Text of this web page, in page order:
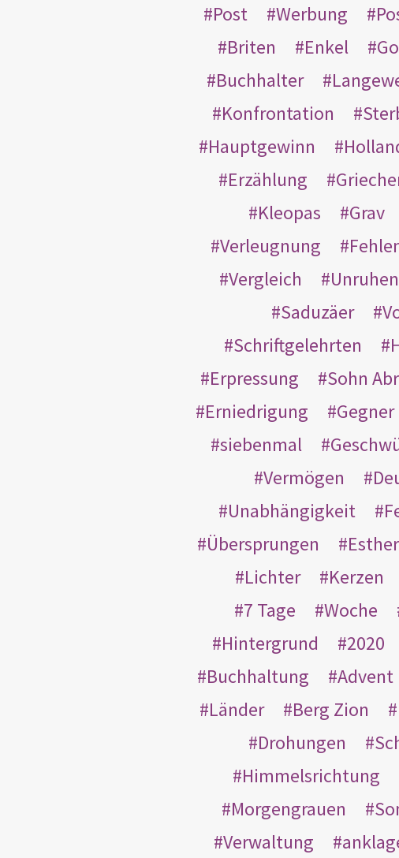
Post
Werbung
Briten
Enkel
Buchhalter
Konfrontation
Hauptgewinn
Erzählung
Kleopas
Grav
Verleugnung
Vergleich
Unruhen
Saduzäer
Schriftgelehrten
Erpressung
Sohn
Erniedrigung
Gegner
siebenmal
Vermögen
Unabhängigkeit
Übersprungen
Esther
Lichter
Kerzen
7 Tage
Woche
Hintergrund
2020
Buchhaltung
Advent
Länder
Berg Zion
Drohungen
Himmelsrichtung
Morgengrauen
Verwaltung